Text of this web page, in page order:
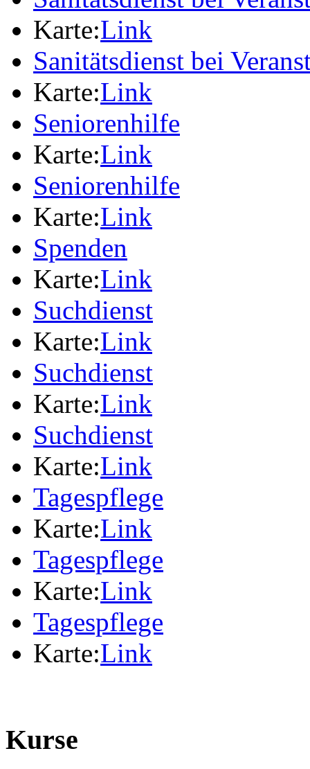
Karte:Link
Sanitätsdienst bei
Karte:Link
Seniorenhilfe
Karte:Link
Seniorenhilfe
Karte:Link
Spenden
Karte:Link
Suchdienst
Karte:Link
Suchdienst
Karte:Link
Suchdienst
Karte:Link
Tagespflege
Karte:Link
Tagespflege
Karte:Link
Tagespflege
Karte:Link
Kurse